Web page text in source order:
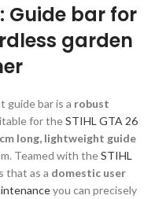
Guide bar for
garden
guide bar is a robust
for theSTIHL GTA 26
long, lightweight guide
Teamed with theSTIHL
that as a domestic user
you can precisely